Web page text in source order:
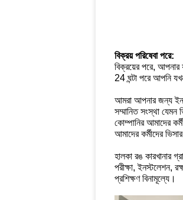
বিক্রয় পরিষেবা পরে:
বিক্রয়ের পরে,
24 ঘন্টা পরে আপনি
আমরা আপনার জন্য
সম্মানিত সংস্থা যেমন
কোম্পানির আমাদের
আমাদের কর্মীদের
হালকা রঙ কারখানার
পরীক্ষা, ইনস্টলেশন,
প্রশিক্ষণ বিনামূল্যে।